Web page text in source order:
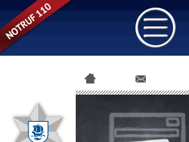
überspringen